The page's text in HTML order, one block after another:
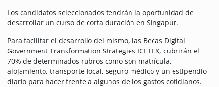
Los candidatos seleccionados tendrán la oportunidad de
desarrollar un curso de corta duración en Singapur.
Para facilitar el desarrollo del mismo, las Becas Digital
Government Transformation Strategies ICETEX, cubrirán el
70% de determinados rubros como son matrícula,
alojamiento, transporte local, seguro médico y un estipendio
diario para hacer frente a algunos de los gastos cotidianos.